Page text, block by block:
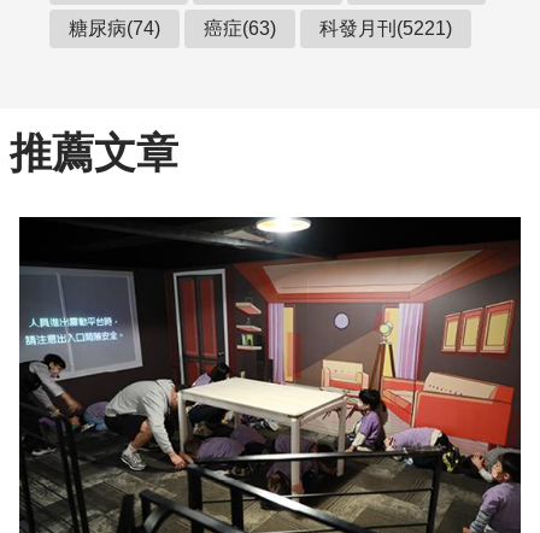
糖尿病(74) 癌症(63) 科發月刊(5221)
推薦文章